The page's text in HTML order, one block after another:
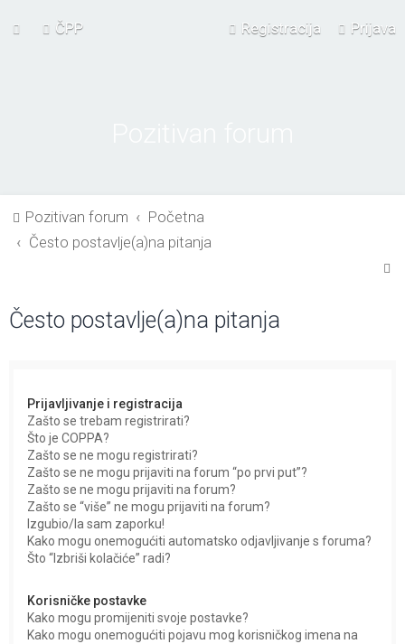
ČPP Prijava
Registracija
Pozitivan forum
Početna
Često postavlje(a)na pitanja
Često postavlje(a)na pitanja
Prijavljivanje i registracija
Zašto se trebam registrirati?
Što je COPPA?
Zašto se ne mogu registrirati?
Zašto se ne mogu prijaviti na forum “po prvi put”?
Zašto se ne mogu prijaviti na forum?
Zašto se “više” ne mogu prijaviti na forum?
Izgubio/la sam zaporku!
Kako mogu onemogućiti automatsko odjavljivanje s foruma?
Što “Izbriši kolačiće” radi?
Korisničke postavke
Kako mogu promijeniti svoje postavke?
Kako mogu onemogućiti pojavu mog korisničkog imena na